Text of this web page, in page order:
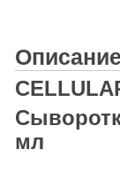
Описание
мл